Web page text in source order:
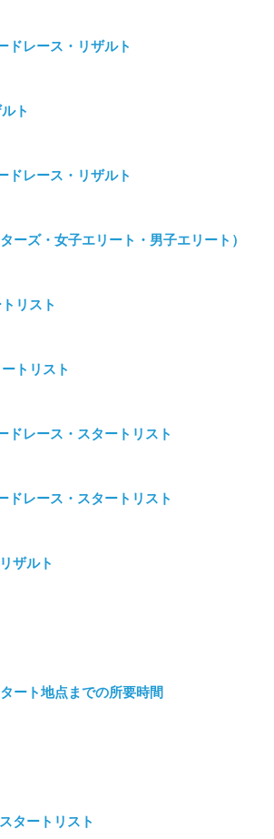
ドレース・リザルト
ト
ドレース・リザルト
ーズ・女子エリート・男子エリート）
リスト
トリスト
ドレース・スタートリスト
ドレース・スタートリスト
ザルト
ート地点までの所要時間
タートリスト